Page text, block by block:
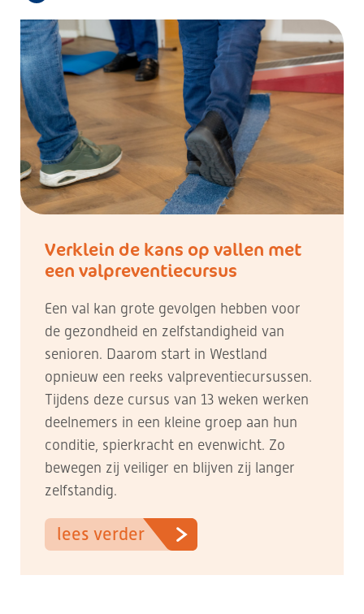
Verklein de kans op vallen met
een valpreventiecursus
Een val kan grote gevolgen hebben voor
de gezondheid en zelfstandigheid van
senioren. Daarom start in Westland
opnieuw een reeks valpreventiecursussen.
Tijdens deze cursus van 13 weken werken
deelnemers in een kleine groep aan hun
conditie, spierkracht en evenwicht. Zo
bewegen zij veiliger en blijven zij langer
zelfstandig.
lees verder